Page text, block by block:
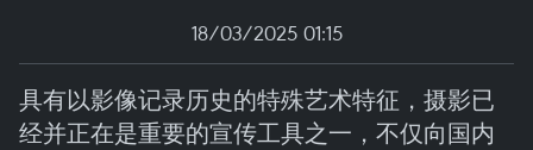
18/03/2025 01:15
具有以影像记录历史的特殊艺术特征，摄影已
经并正在是重要的宣传工具之一，不仅向国内